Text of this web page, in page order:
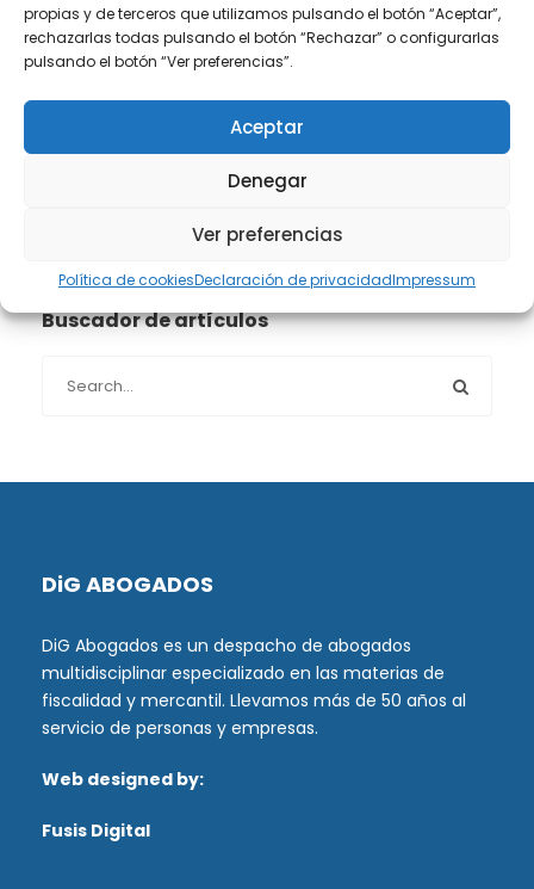
propias y de terceros que utilizamos pulsando el botón “Aceptar”,
rechazarlas todas pulsando el botón “Rechazar” o configurarlas
pulsando el botón “Ver preferencias”.
Aceptar
Denegar
Ver preferencias
Política de cookiesDeclaración de privacidadImpressum
Propiedad intelectual e industrial(13)
Sin categoría(1)
Buscador de artículos
DiG ABOGADOS
DiG Abogados es un despacho de abogados
multidisciplinar especializado en las materias de
fiscalidad y mercantil. Llevamos más de 50 años al
servicio de personas y empresas.
Web designed by:
Fusis Digital